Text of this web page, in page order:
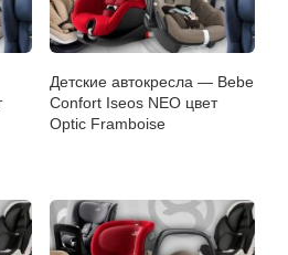
Детские автокресла — Bebe
Confort Iseos NEO цвет
Optic Framboise